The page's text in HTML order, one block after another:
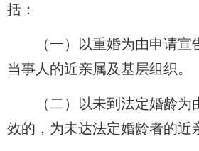
括：
（一）以重婚为由申请宣
当事人的近亲属及基层组织。
（二）以未到法定婚龄为
效的，为未达法定婚龄者的近